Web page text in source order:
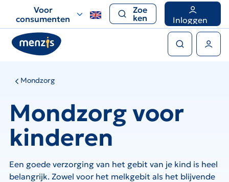
voor
snelle
navigatie
Voor
consumenten
Zoe
ken
Inloggen
Mondzorg
Mondzorg voor
kinderen
Een goede verzorging van het gebit van je kind is heel
belangrijk. Zowel voor het melkgebit als het blijvende